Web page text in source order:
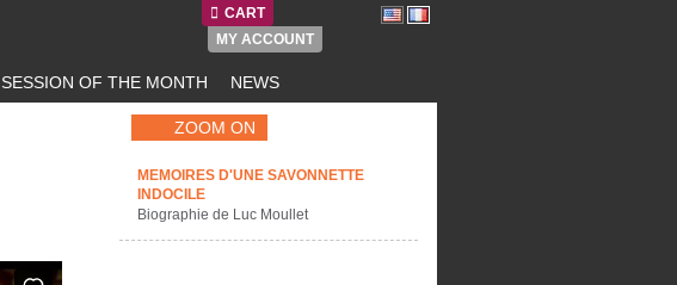
CART
MY ACCOUNT
SESSION OF THE MONTH NEWS
ZOOM ON
MEMOIRES D'UNE SAVONNETTE
INDOCILE
Biographie de Luc Moullet